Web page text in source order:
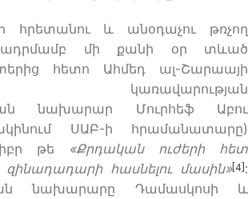
հրետանու և անօդաչու թռչող
մի քանի օր տևած
հետո Ահմեդ ալ-Շարաայի
կառավարության
նախարար Մուրհեֆ Աբու
ՍԱԲ-ի հրամանատարը)
թե «Քրդական ուժերի
հետ
զինադադարի հասնելու մասին»[4] :
նախարարը Դամասկոսի և